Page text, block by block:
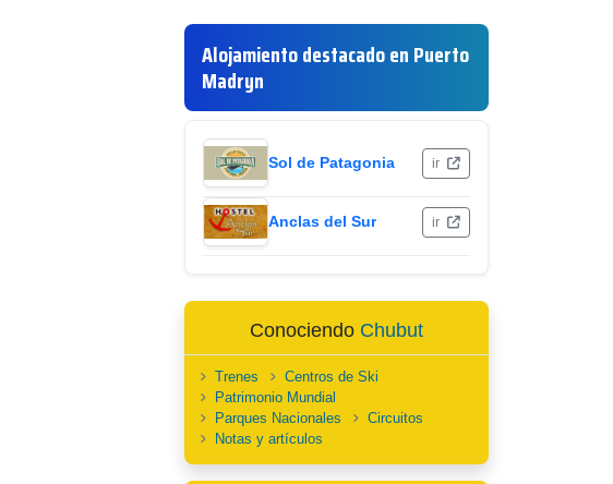
Alojamiento destacado en Puerto
Madryn
Sol de Patagonia ir
Anclas del Sur ir
Conociendo Chubut
Trenes
Centros de Ski
Patrimonio Mundial
Parques Nacionales
Circuitos
Notas y artículos